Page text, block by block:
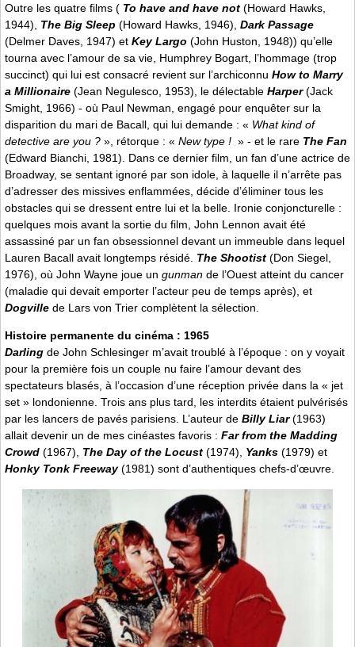
Outre les quatre films ( To have and have not (Howard Hawks,
1944), The Big Sleep (Howard Hawks, 1946), Dark Passage
(Delmer Daves, 1947) et Key Largo (John Huston, 1948)) qu’elle
tourna avec l’amour de sa vie, Humphrey Bogart, l’hommage (trop
succinct) qui lui est consacré revient sur l’archiconnu How to Marry
a Millionaire (Jean Negulesco, 1953), le délectable Harper (Jack
Smight, 1966) - où Paul Newman, engagé pour enquêter sur la
disparition du mari de Bacall, qui lui demande : « What kind of
detective are you ? », rétorque : « New type ! » - et le rare The Fan
(Edward Bianchi, 1981). Dans ce dernier film, un fan d’une actrice de
Broadway, se sentant ignoré par son idole, à laquelle il n’arrête pas
d’adresser des missives enflammées, décide d’éliminer tous les
obstacles qui se dressent entre lui et la belle. Ironie conjoncturelle :
quelques mois avant la sortie du film, John Lennon avait été
assassiné par un fan obsessionnel devant un immeuble dans lequel
Lauren Bacall avait longtemps résidé. The Shootist (Don Siegel,
1976), où John Wayne joue un gunman de l’Ouest atteint du cancer
(maladie qui devait emporter l’acteur peu de temps après), et
Dogville de Lars von Trier complètent la sélection.
Histoire permanente du cinéma : 1965
Darling de John Schlesinger m’avait troublé à l’époque : on y voyait
pour la première fois un couple nu faire l’amour devant des
spectateurs blasés, à l’occasion d’une réception privée dans la « jet
set » londonienne. Trois ans plus tard, les interdits étaient pulvérisés
par les lancers de pavés parisiens. L’auteur de Billy Liar (1963)
allait devenir un de mes cinéastes favoris : Far from the Madding
Crowd (1967), The Day of the Locust (1974), Yanks (1979) et
Honky Tonk Freeway (1981) sont d’authentiques chefs-d’œuvre.